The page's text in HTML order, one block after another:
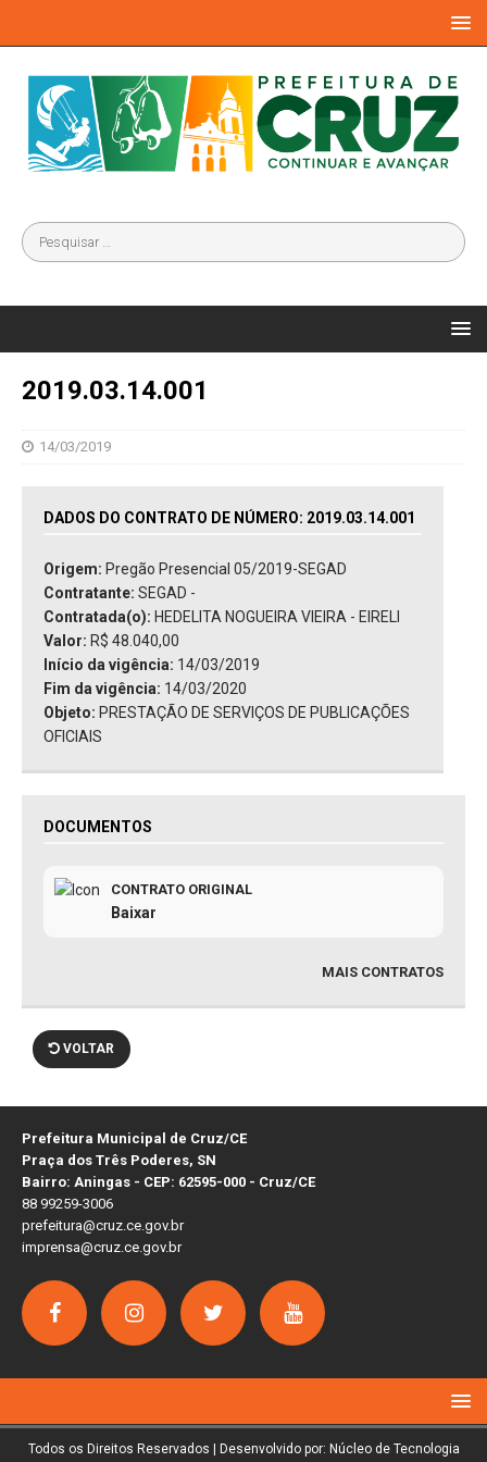
2019.03.14.001
14/03/2019
DADOS DO CONTRATO DE NÚMERO: 2019.03.14.001
Origem: Pregão Presencial 05/2019-SEGAD
Contratante: SEGAD -
Contratada(o): HEDELITA NOGUEIRA VIEIRA - EIRELI
Valor: R$ 48.040,00
Início da vigência: 14/03/2019
Fim da vigência: 14/03/2020
Objeto: PRESTAÇÃO DE SERVIÇOS DE PUBLICAÇÕES
OFICIAIS
DOCUMENTOS
CONTRATO ORIGINAL
Baixar
MAIS CONTRATOS
VOLTAR
Prefeitura Municipal de Cruz/CE
Praça dos Três Poderes, SN
Bairro: Aningas - CEP: 62595-000 - Cruz/CE
88 99259-3006
prefeitura@cruz.ce.gov.br
imprensa@cruz.ce.gov.br
Todos os Direitos Reservados | Desenvolvido por: Núcleo de Tecnologia